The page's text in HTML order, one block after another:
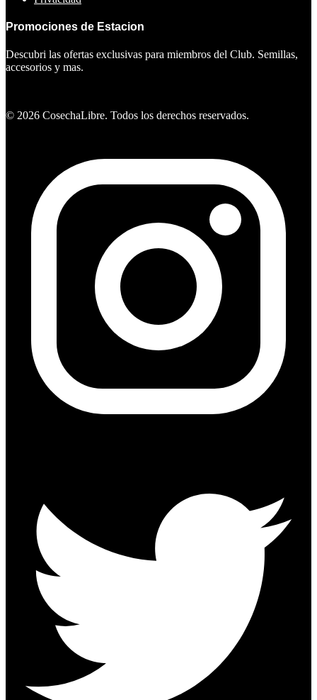
Promociones de Estacion
Descubri las ofertas exclusivas para miembros del Club. Semillas,
accesorios y mas.
© 2026 CosechaLibre. Todos los derechos reservados.